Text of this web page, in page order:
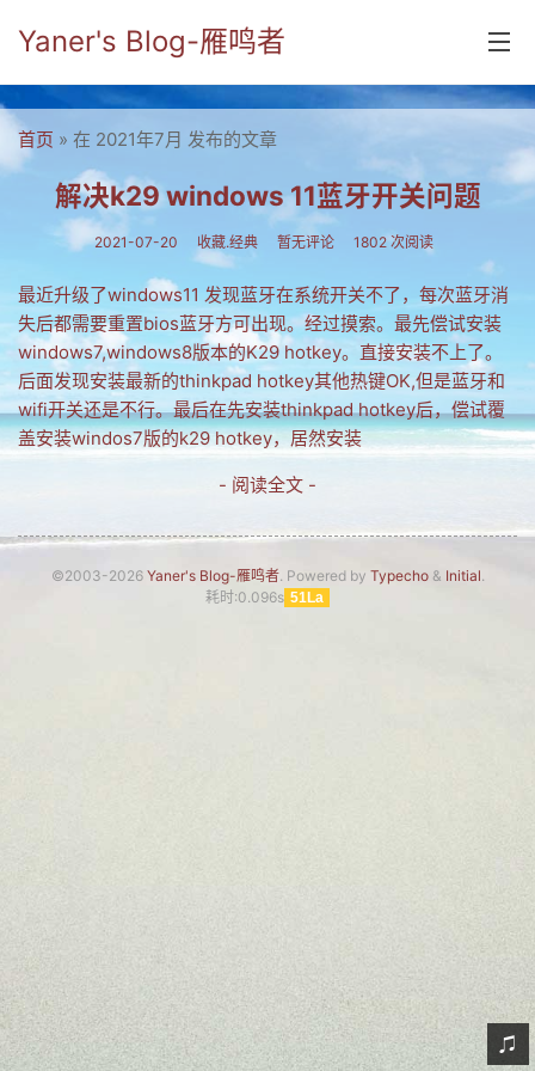
Yaner's Blog-雁鸣者
首页
分类
yaner online
毕业留言册
流年
五笔难啊
流行.时代.天下
网络新事物
网友情怀
链接
首页 » 在 2021年7月 发布的文章
解决k29 windows 11蓝牙开关问题
2021-07-20 收藏.经典 暂无评论 1802 次阅读
最近升级了windows11 发现蓝牙在系统开关不了，每次蓝牙消
失后都需要重置bios蓝牙方可出现。经过摸索。最先偿试安装
windows7,windows8版本的K29 hotkey。直接安装不上了。
后面发现安装最新的thinkpad hotkey其他热键OK,但是蓝牙和
wifi开关还是不行。最后在先安装thinkpad hotkey后，偿试覆
盖安装windos7版的k29 hotkey，居然安装
- 阅读全文 -
©2003-2026 Yaner's Blog-雁鸣者. Powered by Typecho& Initial.
耗时:0.096s 51La